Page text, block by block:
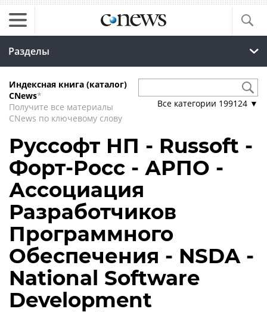
Разделы
Индексная книга (каталог)
CNews*
Получите все материалы
CNews по ключевому слову
Все категории 199124 ▼
Руссофт НП - Russoft -
Форт-Росс - АРПО -
Ассоциация
Разработчиков
Программного
Обеспечения - NSDA -
National Software
Development